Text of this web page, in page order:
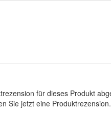
für dieses Produkt
Sie jetzt eine Produktrezension.